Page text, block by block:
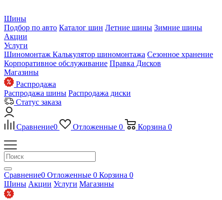
Шины
Подбор по авто Каталог шин Летние шины Зимние шины
Акции
Услуги
Шиномонтаж Калькулятор шиномонтажа Сезонное хранение
Корпоративное обслуживание Правка Дисков
Магазины
Распродажа
Распродажа шины Распродажа диски
Статус заказа
Сравнение0 Отложенные 0 Корзина 0
Сравнение0 Отложенные 0 Корзина 0
Шины Акции Услуги Магазины